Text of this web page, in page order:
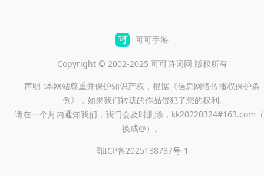
可可手游
Copyright © 2002-2025 可可诗词网 版权所有
声明 :本网站尊重并保护知识产权，根据《信息网络传播权保护条
例》，如果我们转载的作品侵犯了您的权利,
请在一个月内通知我们，我们会及时删除，kk20220324#163.com
换成@）。
鄂ICP备2025138787号-1